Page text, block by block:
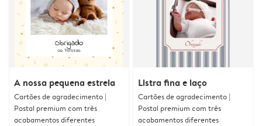
A nossa pequena estrela
Cartões de agradecimento |
Postal premium com três
acabamentos diferentes
Listra fina e laço
Cartões de agradecimento |
Postal premium com três
acabamentos diferentes